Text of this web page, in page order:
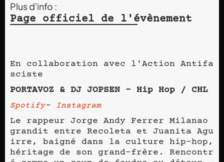
Plus d'info :
Page officiel de l'évènement
En collaboration avec l'Action Antifa
sciste
PORTAVOZ & DJ JOPSEN - Hip Hop / CHL
Spotify– Instagram
Le rappeur Jorge Andy Ferrer Milanao
grandit entre Recoleta et Juanita Agu
irre, baigné dans la culture hip-hop,
héritage de son grand-frère. Rencontr